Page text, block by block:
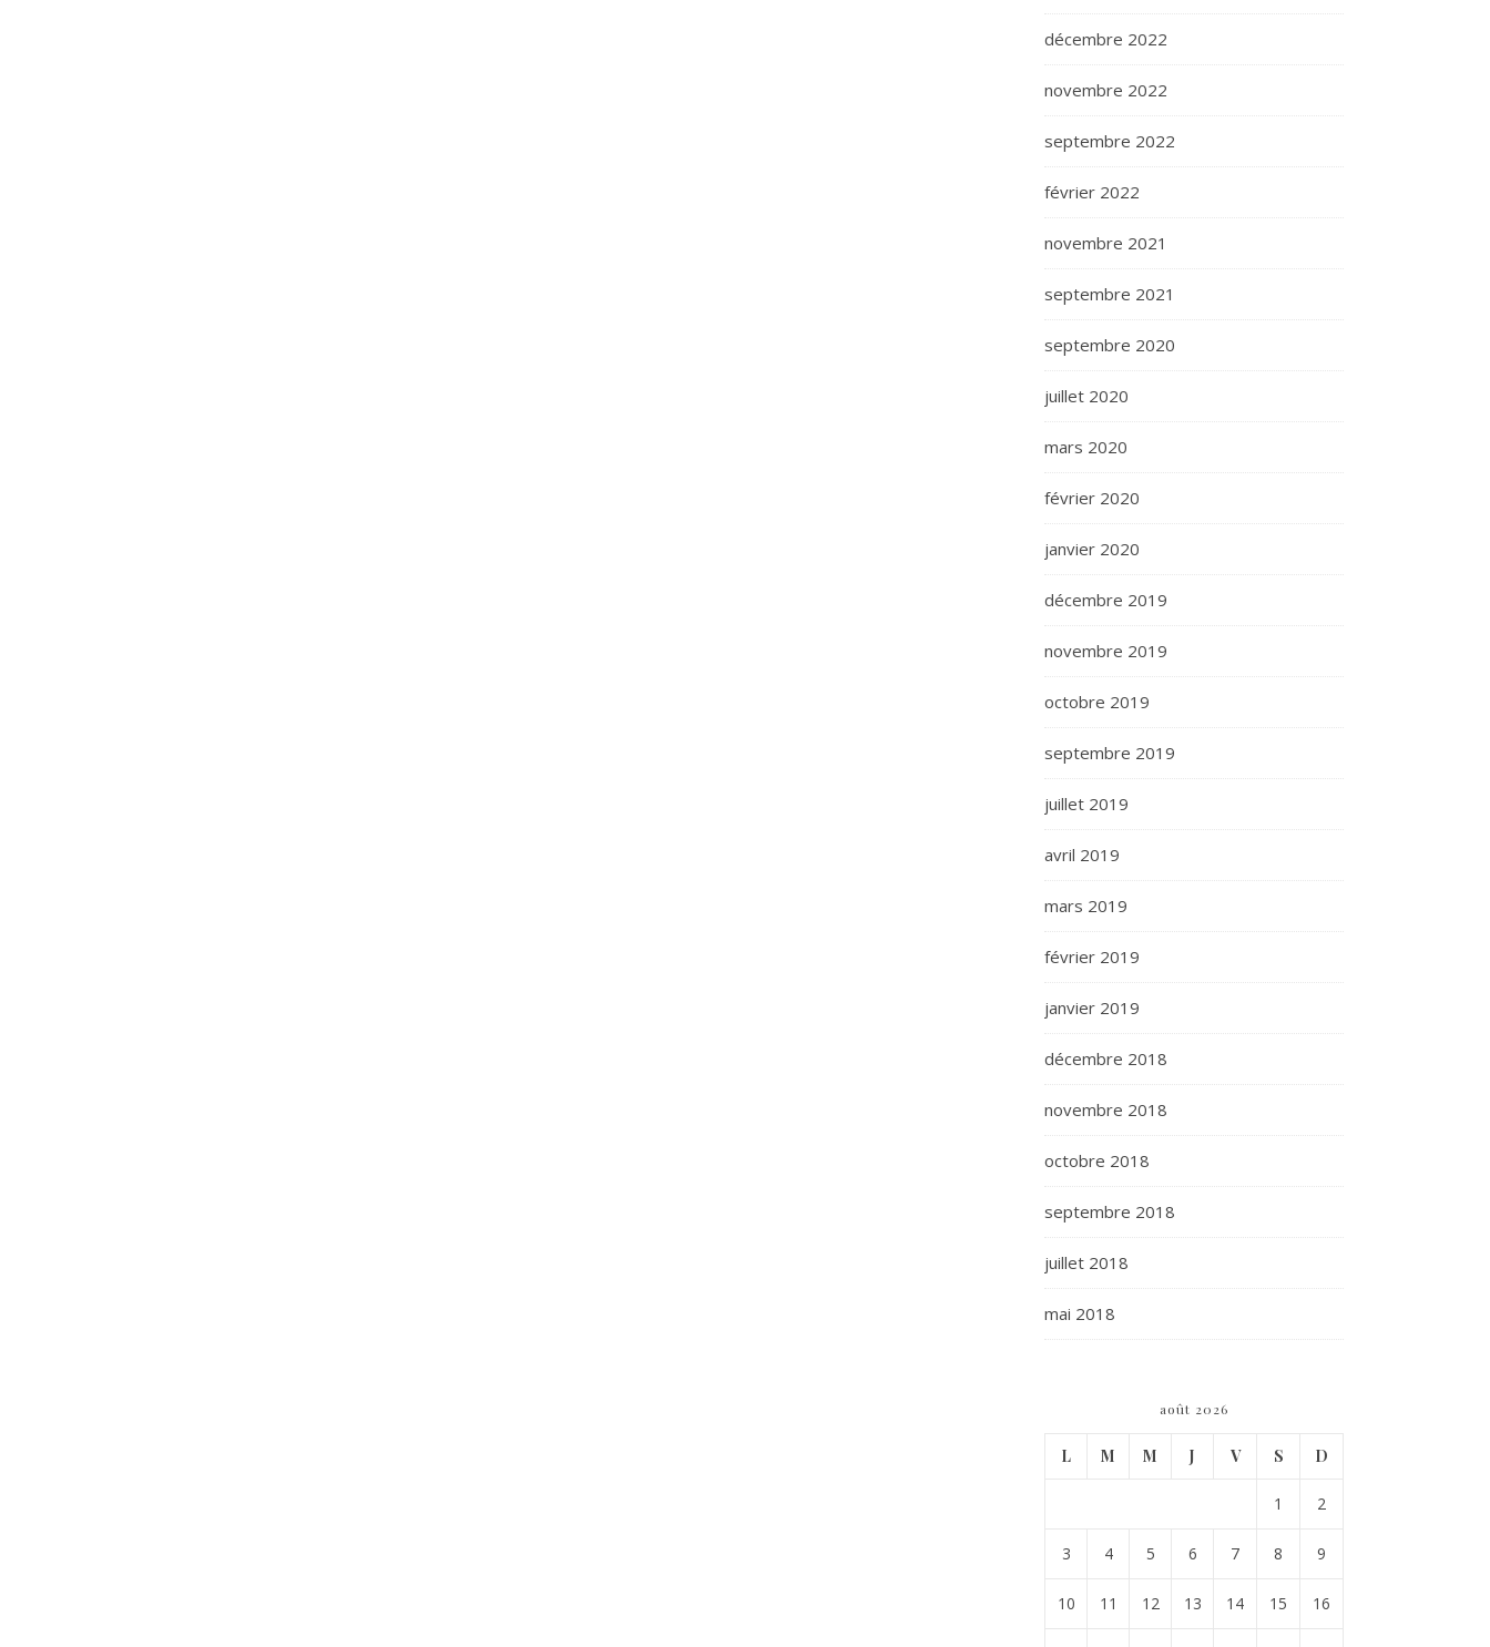
décembre 2022
novembre 2022
septembre 2022
février 2022
novembre 2021
septembre 2021
septembre 2020
juillet 2020
mars 2020
février 2020
janvier 2020
décembre 2019
novembre 2019
octobre 2019
septembre 2019
juillet 2019
avril 2019
mars 2019
février 2019
janvier 2019
décembre 2018
novembre 2018
octobre 2018
septembre 2018
juillet 2018
mai 2018
août 2026
L M M J V S D
1 2
3 4 5 6 7 8 9
10 11 12 13 14 15 16